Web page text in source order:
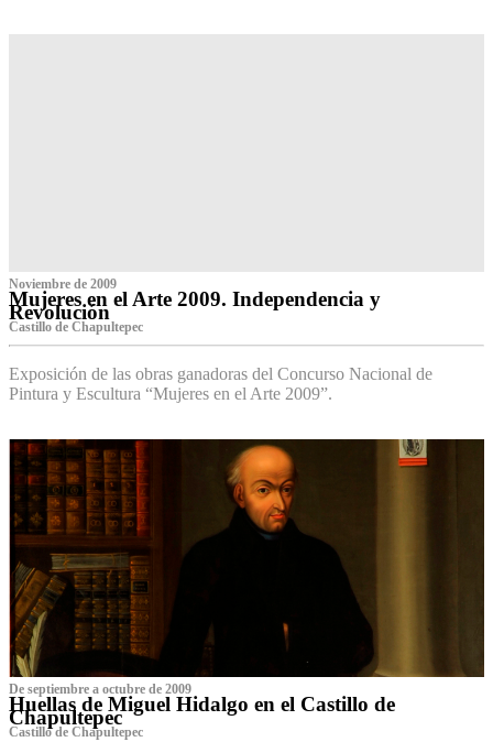
Noviembre de 2009
Mujeres en el Arte 2009. Independencia y
Revolución
Castillo de Chapultepec
Exposición de las obras ganadoras del Concurso Nacional de
Pintura y Escultura “Mujeres en el Arte 2009”.
De septiembre a octubre de 2009
Huellas de Miguel Hidalgo en el Castillo de
Chapultepec
Castillo de Chapultepec